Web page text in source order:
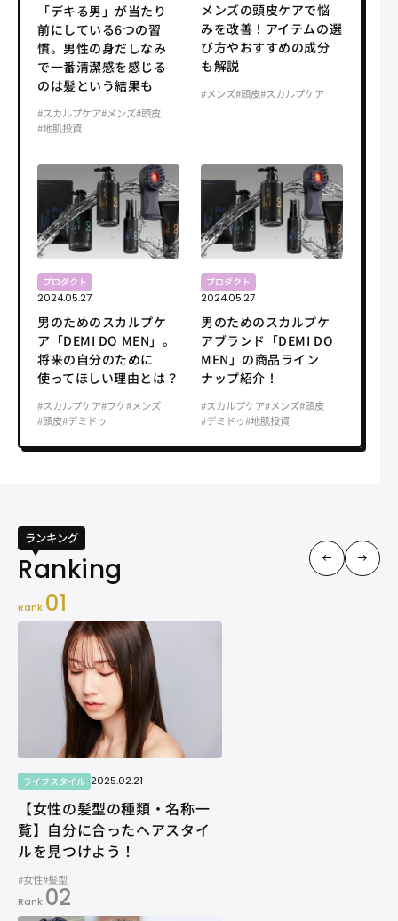
「デキる男」が当たり
前にしている6つの習
慣。男性の身だしなみ
で一番清潔感を感じる
のは髪という結果も
#スカルプケア#メンズ#頭皮
#地肌投資
メンズの頭皮ケアで悩
みを改善！アイテムの選
び方やおすすめの成分
も解説
#メンズ#頭皮#スカルプケア
プロダクト
2024.05.27
男のためのスカルプケ
ア「DEMI DO MEN」。
将来の自分のために
使ってほしい理由とは？
#スカルプケア#フケ#メンズ
#頭皮#デミドゥ
プロダクト
2024.05.27
男のためのスカルプケ
アブランド「DEMI DO
MEN」の商品ライン
ナップ紹介！
#スカルプケア#メンズ#頭皮
#デミドゥ#地肌投資
ランキング
Rank 01
ライフスタイル 2025.02.21
【女性の髪型の種類・名称一
覧】自分に合ったヘアスタイ
ルを見つけよう！
#女性#髪型
Rank 02